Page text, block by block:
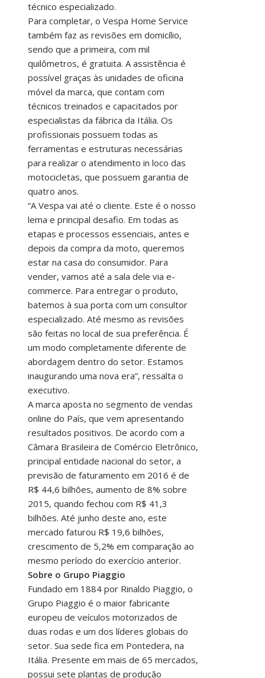
técnico especializado.
Para completar, o Vespa Home Service
também faz as revisões em domicílio,
sendo que a primeira, com mil
quilômetros, é gratuita. A assistência é
possível graças às unidades de oficina
móvel da marca, que contam com
técnicos treinados e capacitados por
especialistas da fábrica da Itália. Os
profissionais possuem todas as
ferramentas e estruturas necessárias
para realizar o atendimento in loco das
motocicletas, que possuem garantia de
quatro anos.
“A Vespa vai até o cliente. Este é o nosso
lema e principal desafio. Em todas as
etapas e processos essenciais, antes e
depois da compra da moto, queremos
estar na casa do consumidor. Para
vender, vamos até a sala dele via e-
commerce. Para entregar o produto,
batemos à sua porta com um consultor
especializado. Até mesmo as revisões
são feitas no local de sua preferência. É
um modo completamente diferente de
abordagem dentro do setor. Estamos
inaugurando uma nova era”, ressalta o
executivo.
A marca aposta no segmento de vendas
online do País, que vem apresentando
resultados positivos. De acordo com a
Câmara Brasileira de Comércio Eletrônico,
principal entidade nacional do setor, a
previsão de faturamento em 2016 é de
R$ 44,6 bilhões, aumento de 8% sobre
2015, quando fechou com R$ 41,3
bilhões. Até junho deste ano, este
mercado faturou R$ 19,6 bilhões,
crescimento de 5,2% em comparação ao
mesmo período do exercício anterior.
Sobre o Grupo Piaggio
Fundado em 1884 por Rinaldo Piaggio, o
Grupo Piaggio é o maior fabricante
europeu de veículos motorizados de
duas rodas e um dos líderes globais do
setor. Sua sede fica em Pontedera, na
Itália. Presente em mais de 65 mercados,
possui sete plantas de produção